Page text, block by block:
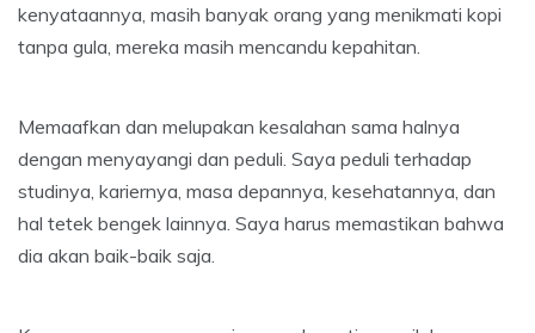
kenyataannya, masih banyak orang yang menikmati kopi
tanpa gula, mereka masih mencandu kepahitan.
Memaafkan dan melupakan kesalahan sama halnya
dengan menyayangi dan peduli. Saya peduli terhadap
studinya, kariernya, masa depannya, kesehatannya, dan
hal tetek bengek lainnya. Saya harus memastikan bahwa
dia akan baik-baik saja.